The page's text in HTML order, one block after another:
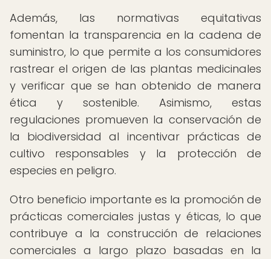
Además, las normativas equitativas
fomentan la transparencia en la cadena de
suministro, lo que permite a los consumidores
rastrear el origen de las plantas medicinales
y verificar que se han obtenido de manera
ética y sostenible. Asimismo, estas
regulaciones promueven la conservación de
la biodiversidad al incentivar prácticas de
cultivo responsables y la protección de
especies en peligro.
Otro beneficio importante es la promoción de
prácticas comerciales justas y éticas, lo que
contribuye a la construcción de relaciones
comerciales a largo plazo basadas en la